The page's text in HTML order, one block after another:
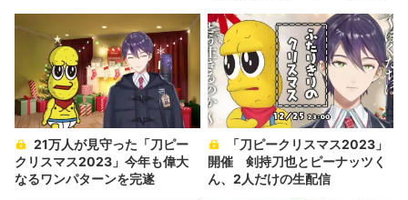
クリスマス2023」今年も偉大
なるワンパターンを完遂
開催 剣持刀也とピーナッツく
ん、2人だけの生配信